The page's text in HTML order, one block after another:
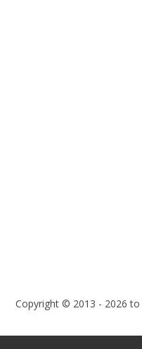
Copyright © 2013 - 2026 to